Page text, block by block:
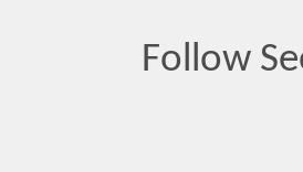
Follow